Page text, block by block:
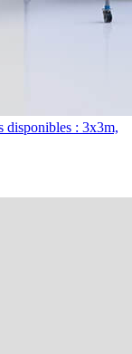
disponibles : 3x3m,